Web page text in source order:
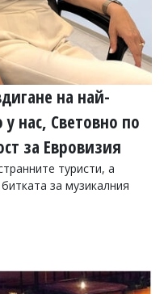
на най-
нас, Световно по
за Евровизия
туристи, а
за музикалния